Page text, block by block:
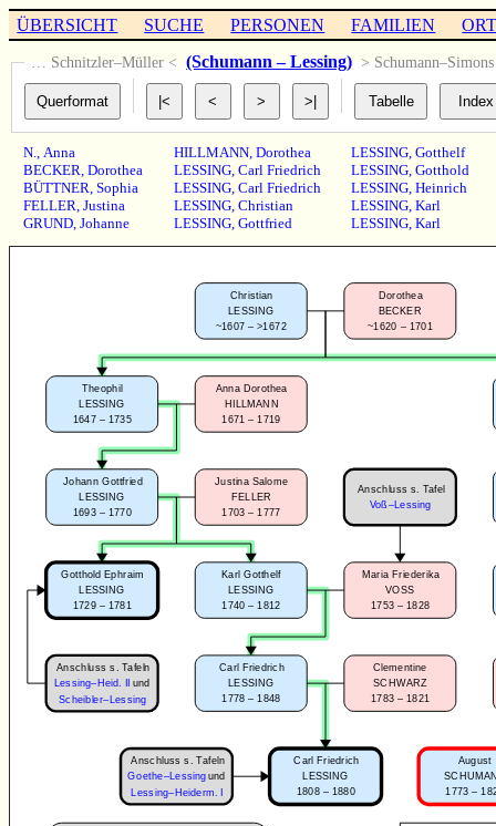
ÜBERSICHT SUCHE PERSONEN FAMILIEN
… Schnitzler–Müller < (Schumann – Lessing) >
N.,Anna
BECKER,Dorothea
BÜTTNER,Sophia
FELLER,Justina
GRUND,Johanne
HILLMANN, Dorothea
LESSING, Carl Friedrich
LESSING, Carl Friedrich
LESSING, Christian
LESSING, Gottfried
LESSING, Gotthelf
LESSING, Gotthold
LESSING, Heinrich
LESSING, Karl
LESSING, Karl
Carl Friedrich
LESSING
1808 – 1880
Carl Friedrich
LESSING
1778 – 1848
Clementine
SCHWARZ
1783 – 1821
Karl Gotthelf
LESSING
1740 – 1812
Maria Friederika
VOSS
1753 – 1828
Johann Gottfried
LESSING
1693 – 1770
Justina Salome
FELLER
1703 – 1777
Gotthold Ephraim
LESSING
1729 – 1781
Anschluss s. Tafel
Voß–Lessing
Anschluss s. Tafeln
Goethe–Lessingund
Lessing–Heiderm. I
Theophil
LESSING
1647 – 1735
Anna Dorothea
HILLMANN
1671 – 1719
Christian
LESSING
~1607 – >1672
Dorothea
BECKER
~1620 – 1701
August
1773 –
Anschluss s. Tafeln
Lessing–Heid. II und
Scheibler–Lessing